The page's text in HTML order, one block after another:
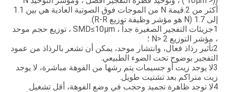
أكثر من 2.قيمة N من الموجات فوق الصوتية العادية هي بين 1.1
إلى 1.7 (N هو مؤشر وظيفة توزيع R-R).
1جزيئات التفجير الصغيرة جداً ، SMD≤10μm ، توزيع حجم موحد
، مؤشر التوزيع N> 2 ؛
2تأثير رذاذ فعال، وانتشار موحد، يمكن أن تشعر بالرذاذ من عمود
التفجير بوضوح تحت الضوء الطبيعي.
3لا يوجد زيت أو جسيمات يتم رشها من الفوهة مباشرة، لا يوجد
زيت متراكم بعد تشتيت طويل.
4لا توجد ظاهرة تجميد وحجب في وضع الفوهة، أقل تشغيل